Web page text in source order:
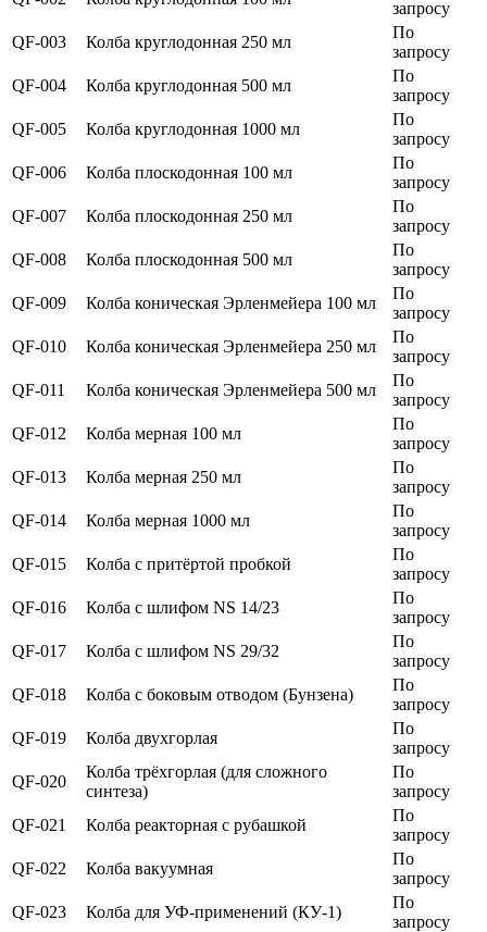
запросу
QF-003
Колба круглодонная 250 мл
По
запросу
QF-004
Колба круглодонная 500 мл
По
запросу
QF-005
Колба круглодонная 1000 мл
По
запросу
QF-006
Колба плоскодонная 100 мл
По
запросу
QF-007
Колба плоскодонная 250 мл
По
запросу
QF-008
Колба плоскодонная 500 мл
По
запросу
QF-009
Колба коническая Эрленмейера 100 мл
По
запросу
QF-010
Колба коническая Эрленмейера 250 мл
По
запросу
QF-011
Колба коническая Эрленмейера 500 мл
По
запросу
QF-012
Колба мерная 100 мл
По
запросу
QF-013
Колба мерная 250 мл
По
запросу
QF-014
Колба мерная 1000 мл
По
запросу
QF-015
Колба с притёртой пробкой
По
запросу
QF-016
Колба с шлифом NS 14/23
По
запросу
QF-017
Колба с шлифом NS 29/32
По
запросу
QF-018
Колба с боковым отводом (Бунзена)
По
запросу
QF-019
Колба двухгорлая
По
запросу
QF-020
Колба трёхгорлая (для сложного
синтеза)
По
запросу
QF-021
Колба реакторная с рубашкой
По
запросу
QF-022
Колба вакуумная
По
запросу
QF-023
Колба для УФ-применений (КУ-1)
По
запросу